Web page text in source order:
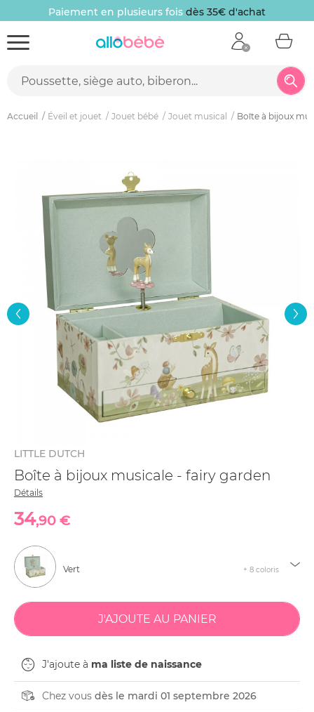
Paiement en plusieurs fois dès 35€ d'achat
Accueil Éveil et jouet Jouet bébé Jouet musical Boîte à bijoux
LITTLE DUTCH
Boîte à bijoux musicale - fairy garden
Détails
34,90 €
Vert + 8 coloris
J'ajoute à ma liste de naissance
Chez vous dès le mardi 01 septembre 2026